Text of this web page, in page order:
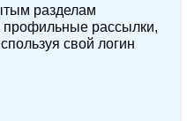
разделам
профильные рассылки,
свой логин